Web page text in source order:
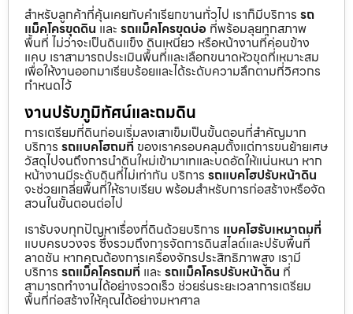
สำหรับลูกค้าที่คุ้นเคยกับคำเรียกขานทั่วไป เราก็มีบริการ รถ
แม็คโครขุดดิน และ รถแม็คโครขุดบ่อ ที่พร้อมลุยทุกสภาพ
พื้นที่ ไม่ว่าจะเป็นดินแข็ง ดินเหนียว หรือหน้างานที่ค่อนข้าง
แคบ เราสามารถประเมินพื้นที่และเลือกขนาดหัวขุดที่เหมาะสม
เพื่อให้งานออกมาเรียบร้อยและได้ระดับความลึกตามที่วิศวกร
กำหนดไว้
งานปรับภูมิทัศน์และถมดิน
การเตรียมที่ดินก่อนเริ่มลงเสาเข็มเป็นขั้นตอนที่สำคัญมาก
บริการ รถแบคโฮถมที่ ของเราครอบคลุมตั้งแต่การขนย้ายเศษ
วัสดุไปจนถึงการนำดินใหม่เข้ามาเทและบดอัดให้แน่นหนา หาก
หน้างานมีระดับดินที่ไม่เท่ากัน บริการ รถแบคโฮปรับหน้าดิน
จะช่วยเกลี่ยพื้นที่ให้ราบเรียบ พร้อมสำหรับการก่อสร้างหรือจัด
สวนในขั้นตอนต่อไป
เรารับจบทุกปัญหาเรื่องที่ดินด้วยบริการ แบคโฮรับเหมาถมที่
แบบครบวงจร ซึ่งรวมถึงการจัดการดินสไลด์และปรับพื้นที่
ลาดชัน หากคุณต้องการเครื่องจักรประสิทธิภาพสูง เรามี
บริการ รถแม็คโครถมที่ และ รถแม็คโครปรับหน้าดิน ที่
สามารถทำงานได้อย่างรวดเร็ว ช่วยร่นระยะเวลาการเตรียม
พื้นที่ก่อสร้างให้คุณได้อย่างมหาศาล